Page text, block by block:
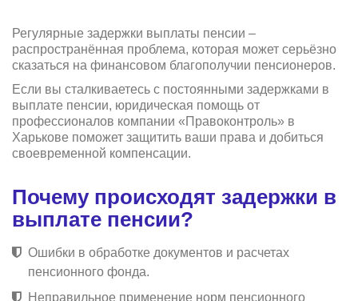
Регулярные задержки выплаты пенсии –
распространённая проблема, которая может серьёзно
сказаться на финансовом благополучии пенсионеров.
Если вы сталкиваетесь с постоянными задержками в
выплате пенсии, юридическая помощь от
профессионалов компании «Правоконтроль» в
Харькове поможет защитить ваши права и добиться
своевременной компенсации.
Почему происходят задержки в
выплате пенсии?
Ошибки в обработке документов и расчетах
пенсионного фонда.
Неправильное применение норм пенсионного